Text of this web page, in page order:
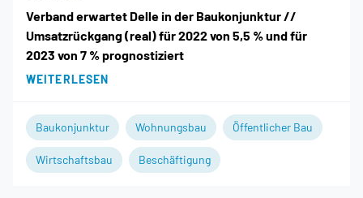
Verband erwartet Delle in der Baukonjunktur //
Umsatzrückgang (real) für 2022 von 5,5 % und für
2023 von 7 % prognostiziert
WEITERLESEN
Baukonjunktur Wohnungsbau Öffentlicher Bau
Wirtschaftsbau Beschäftigung